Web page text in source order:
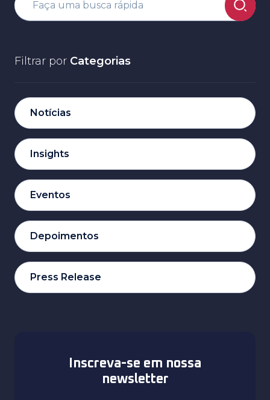
Filtrar por Categorias
Notícias
Insights
Eventos
Depoimentos
Press Release
Inscreva-se em nossa
newsletter